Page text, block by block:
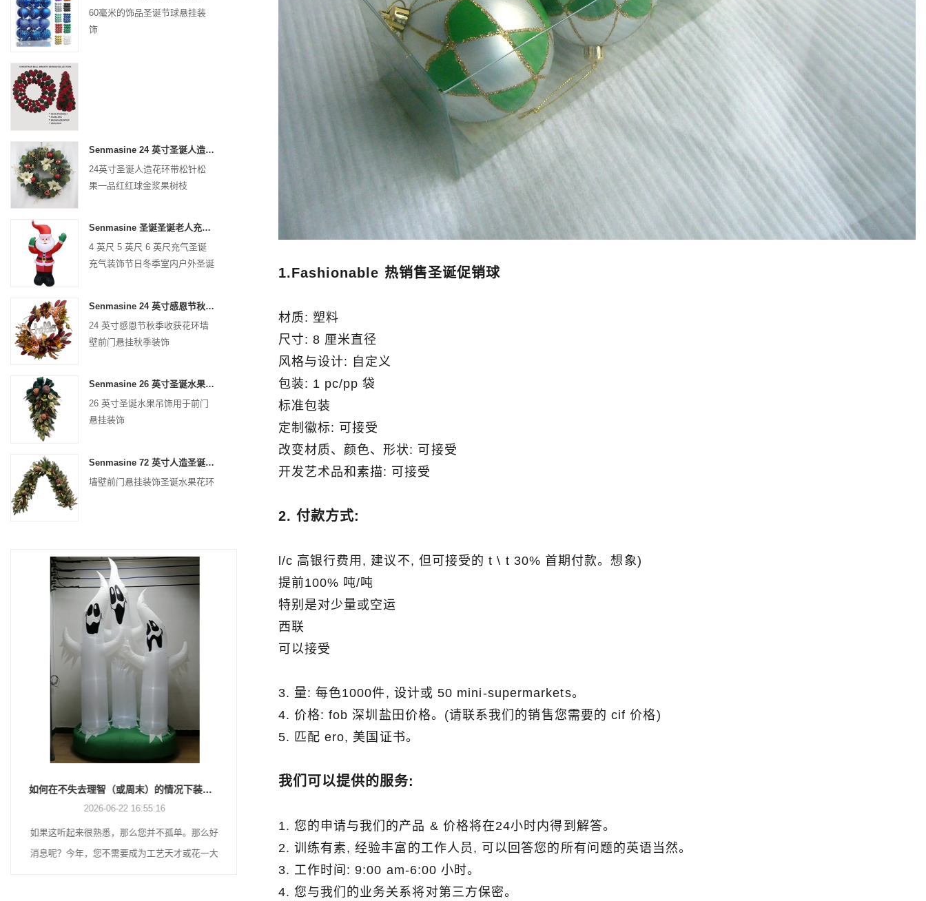
60毫米的饰品圣诞节球悬挂装
饰
Senmasine 24 英寸圣诞人造花环带松针松果一品红红球金浆果树枝
24英寸圣诞人造花环带松针松
果一品红红球金浆果树枝
Senmasine 圣诞圣诞老人充气充气圣诞充气装饰节日冬季室内户外
4 英尺 5 英尺 6 英尺充气圣诞
充气装饰节日冬季室内户外圣诞
Senmasine 24 英寸感恩节秋收花环带 Hel​​lo 标志秋收叶子向日葵南瓜图案蝴蝶结
24 英寸感恩节秋季收获花环墙
壁前门悬挂秋季装饰
Senmasine 26 英寸圣诞水果礼品带丝带蝴蝶结人造 PVC 树枝叶子
26 英寸圣诞水果吊饰用于前门
悬挂装饰
Senmasine 72 英寸人造圣诞水果花环，适用于楼梯壁炉悬挂装饰
墙壁前门悬挂装饰圣诞水果花环
如何在不失去理智（或周末）的情况下装饰万圣节
2026-06-22 16:55:16
如果这听起来很熟悉，那么您并不孤单。那么好
消息呢？今年，您不需要成为工艺天才或花一大
许多节日买家正在回归怀旧的圣诞装饰，同时仍
在寻找实用的户外展示解决方案。从老式吹塑圣
诞老人到触感柔软的植绒人物和巨型充气展示，
每种风格都服务于不同的客户群。选择正确的圣
1.Fashionable 热销售圣诞促销球
材质: 塑料
尺寸: 8 厘米直径
风格与设计: 自定义
包装: 1 pc/pp 袋
标准包装
定制徽标: 可接受
改变材质、颜色、形状: 可接受
开发艺术品和素描: 可接受
2. 付款方式:
l/c 高银行费用, 建议不, 但可接受的 t \ t 30% 首期付款。想象)
提前100% 吨/吨
特别是对少量或空运
西联
可以接受
3. 量: 每色1000件, 设计或 50 mini-supermarkets。
4. 价格: fob 深圳盐田价格。(请联系我们的销售您需要的 cif 价格)
5. 匹配 ero, 美国证书。
我们可以提供的服务:
1. 您的申请与我们的产品 & 价格将在24小时内得到解答。
2. 训练有素, 经验丰富的工作人员, 可以回答您的所有问题的英语当然。
3. 工作时间: 9:00 am-6:00 小时。
4. 您与我们的业务关系将对第三方保密。